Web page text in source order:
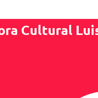
Cultural